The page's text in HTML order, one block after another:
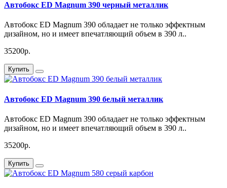
Автобокс ED Magnum 390 черный металлик
Автобокс ED Magnum 390 обладает не только эффектным
дизайном, но и имеет впечатляющий объем в 390 л..
35200р.
Купить
Автобокс ED Magnum 390 белый металлик
Автобокс ED Magnum 390 обладает не только эффектным
дизайном, но и имеет впечатляющий объем в 390 л..
35200р.
Купить